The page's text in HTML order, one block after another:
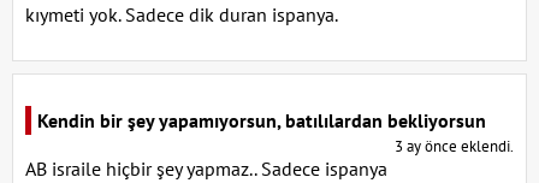
kıymeti yok. Sadece dik duran ispanya.
Kendin bir şey yapamıyorsun, batılılardan bekliyorsun
3 ay önce eklendi.
AB israile hiçbir şey yapmaz.. Sadece ispanya